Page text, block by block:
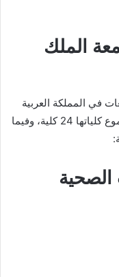
الملك
في المملكة العربية
السعودية، تأسست عام 1957 م، ويبلغ مجموع كلياتها 24 كلية، وفيما
الصحية